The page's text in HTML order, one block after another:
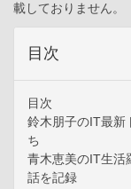
載しておりません。
目次
目次
鈴木朋子のIT最
ち
青木恵美のIT生
話を記録